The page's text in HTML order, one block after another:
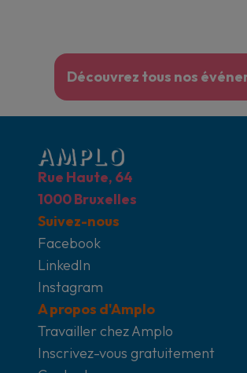
Découvrez tous nos
Rue Haute, 64
1000 Bruxelles
Suivez-nous
Facebook
LinkedIn
Instagram
A propos d'Amplo
Travailler chez Amplo
Inscrivez-vous gratuitement